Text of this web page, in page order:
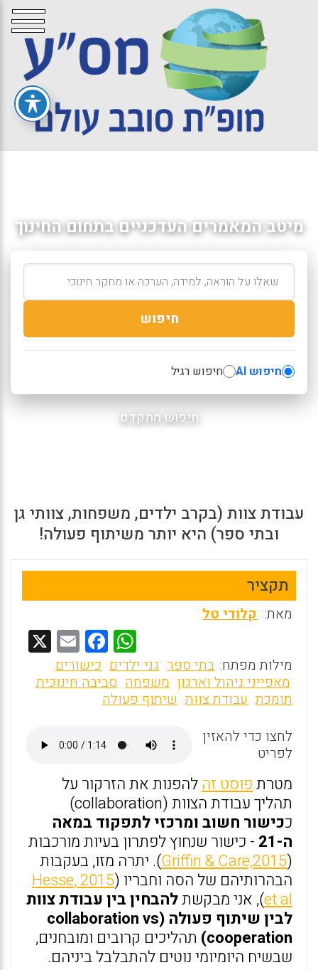
מיטב המאמרים העדכניים בתחום החינוך
חיפוש
חיפוש AI חיפוש רגיל
חיפוש מתקדם
עבודת צוות (בקרב ילדים, משפחות, צוותי גן
ובתי ספר) היא יותר משיתוף פעולה!
תקציר
מאת: קלודי טל
W
h
at
s
A
p
p
F
a
ce
o
o
k
E
m
ai
מילות מפתח: בתי ספר גני ילדים כישורים
מאפייני ניהול וארגון משפחה סביבה חינוכית
תומכת עבודת צוות שיתוף פעולה
לחצו כדי להאזין
לפריט
מטרתפוסט זה להפנות את הזרקור על
תהליך עבודת הצוות (collaboration)
ככישור חשוב ומרכזי לתפקוד במאה
ה-21
- כישור שנחוץ לפתרון בעיות מורכבות
(
Griffin & Care,2015). יתרה מזו, בעקבות
הבהרותיהם של הסה וחבריו (
2015 ,Hesse
et al
), אני מבקשתלהבחין בין עבודת צוות
לבין שיתוף פעולה (collaboration vs
cooperation) תהליכים קרובים ומובחנים,
שבשיח היומיומי נוטים להתבלבל ביניהם.